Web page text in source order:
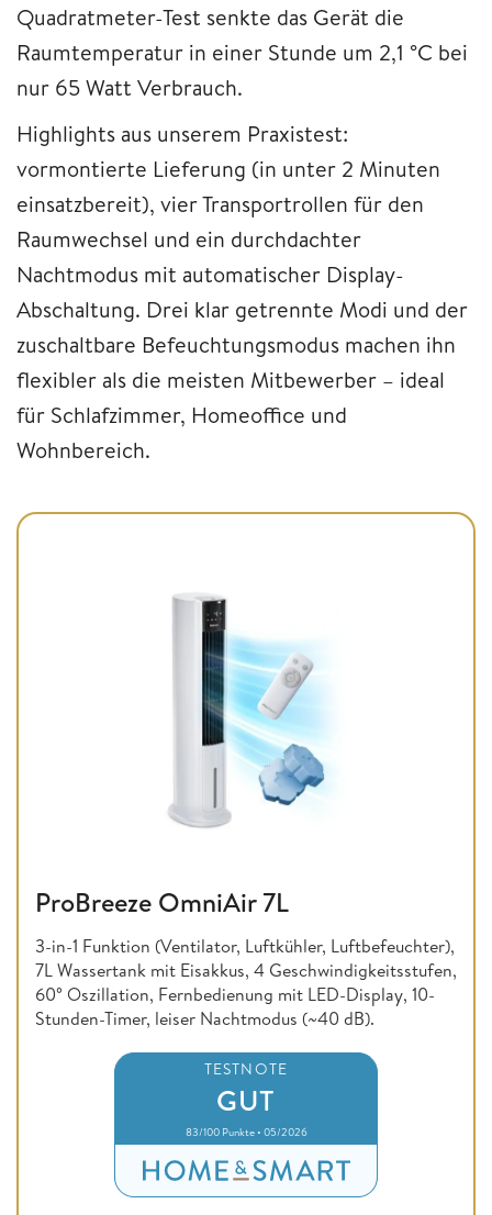
Quadratmeter-Test senkte das Gerät die
Raumtemperatur in einer Stunde um 2,1 °C bei
nur 65 Watt Verbrauch.
Highlights aus unserem Praxistest:
vormontierte Lieferung (in unter 2 Minuten
einsatzbereit), vier Transportrollen für den
Raumwechsel und ein durchdachter
Nachtmodus mit automatischer Display-
Abschaltung. Drei klar getrennte Modi und der
zuschaltbare Befeuchtungsmodus machen ihn
flexibler als die meisten Mitbewerber – ideal
für Schlafzimmer, Homeoffice und
Wohnbereich.
ProBreeze OmniAir 7L
3-in-1 Funktion (Ventilator, Luftkühler, Luftbefeuchter),
7L Wassertank mit Eisakkus, 4 Geschwindigkeitsstufen,
60° Oszillation, Fernbedienung mit LED-Display, 10-
Stunden-Timer, leiser Nachtmodus (~40 dB).
TESTNOTE
GUT
83/100 Punkte • 05/2026